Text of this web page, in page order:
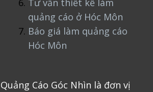
Tư vấn thiết kế làm
quảng cáo ở Hóc Môn
Báo giá làm quảng cáo
Hóc Môn
Quảng Cáo Góc Nhìn là đơn vị